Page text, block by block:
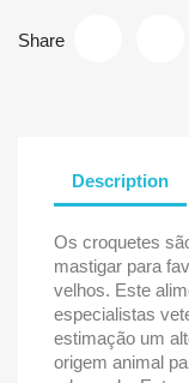
Share
Description
Os croquetes
mastigar para
velhos. Este
especialistas
estimação um
origem animal